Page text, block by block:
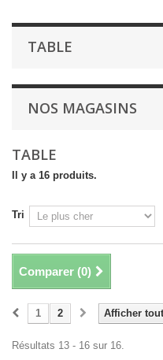
TABLE
NOS MAGASINS
TABLE
Il y a 16 produits.
Tri
Comparer (0)
Afficher tout
1 2
Résultats 13 - 16 sur 16.